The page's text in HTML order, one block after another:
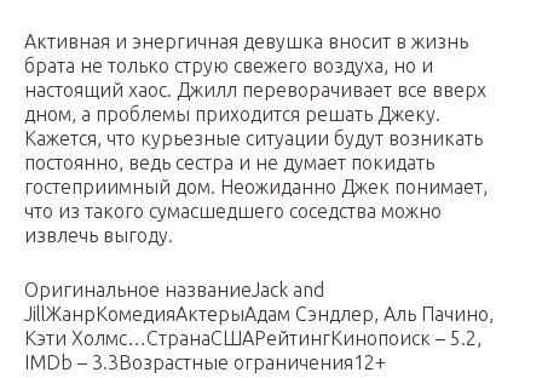
Активная и энергичная девушка вносит в жизнь
брата не только струю свежего воздуха, но и
настоящий хаос. Джилл переворачивает все вверх
дном, а проблемы приходится решать Джеку.
Кажется, что курьезные ситуации будут возникать
постоянно, ведь сестра и не думает покидать
гостеприимный дом. Неожиданно Джек понимает,
что из такого сумасшедшего соседства можно
извлечь выгоду.
Оригинальное названиеJack and
JillЖанрКомедияАктерыАдам Сэндлер, Аль Пачино,
Кэти Холмс…СтранаСШАРейтингКинопоиск – 5.2,
IMDb – 3.3Возрастные ограничения12+